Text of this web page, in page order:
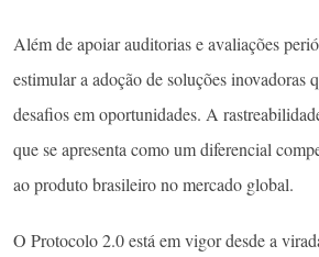
Além de apoiar auditorias e avaliações
estimular a adoção de soluções inovadoras
desafios em oportunidades. A
que se apresenta como um diferencial
ao produto brasileiro no mercado global.
O Protocolo 2.0 está em vigor desde a